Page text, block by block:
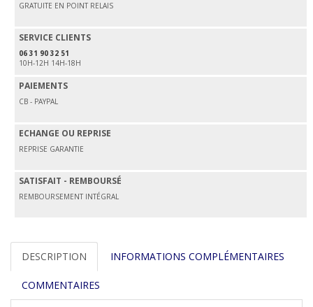
GRATUITE EN POINT RELAIS
SERVICE CLIENTS
06 31 90 32 51
10H-12H 14H-18H
PAIEMENTS
CB - PAYPAL
ECHANGE OU REPRISE
REPRISE GARANTIE
SATISFAIT - REMBOURSÉ
REMBOURSEMENT INTÉGRAL
DESCRIPTION INFORMATIONS COMPLÉMENTAIRES
COMMENTAIRES